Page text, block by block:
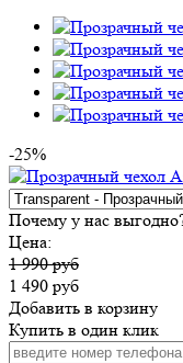
-25%
Почему у нас
Цена:
1 990 руб
1 490 руб
Добавить в корзину
Купить в один клик